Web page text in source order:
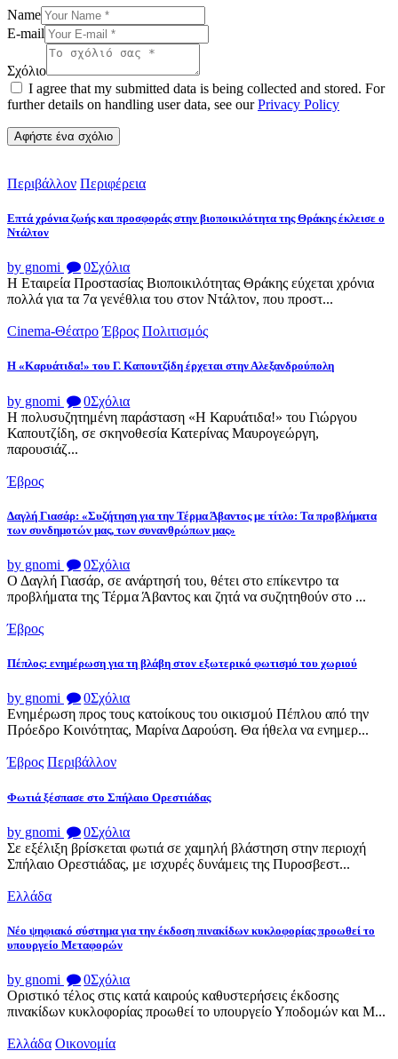
Name
E-mail
Σχόλιο
I agree that my submitted data is being collected and stored. For
further details on handling user data, see ourPrivacy Policy
Περιβάλλον Περιφέρεια
Επτά χρόνια ζωής και προσφοράς στην βιοποικιλότητα της Θράκης έκλεισε ο
Ντάλτον
by gnomi 0Σχόλια
Η Εταιρεία Προστασίας Βιοποικιλότητας Θράκης εύχεται χρόνια
πολλά για τα 7α γενέθλια του στον Ντάλτον, που προστ...
Cinema-Θέατρο Έβρος Πολιτισμός
Η «Καρυάτιδα!» του Γ. Καπουτζίδη έρχεται στην Αλεξανδρούπολη
by gnomi 0Σχόλια
Η πολυσυζητημένη παράσταση «Η Καρυάτιδα!» του Γιώργου
Καπουτζίδη, σε σκηνοθεσία Κατερίνας Μαυρογεώργη,
παρουσιάζ...
Έβρος
Δαγλή Γιασάρ: «Συζήτηση για την Τέρμα Άβαντος με τίτλο: Τα προβλήματα
των συνδημοτών μας, των συνανθρώπων μας»
by gnomi 0Σχόλια
Ο Δαγλή Γιασάρ, σε ανάρτησή του, θέτει στο επίκεντρο τα
προβλήματα της Τέρμα Άβαντος και ζητά να συζητηθούν στο ...
Έβρος
Πέπλος: ενημέρωση για τη βλάβη στον εξωτερικό φωτισμό του χωριού
by gnomi 0Σχόλια
Ενημέρωση προς τους κατοίκους του οικισμού Πέπλου από την
Πρόεδρο Κοινότητας, Μαρίνα Δαρούση. Θα ήθελα να ενημερ...
Έβρος Περιβάλλον
Φωτιά ξέσπασε στο Σπήλαιο Ορεστιάδας
by gnomi 0Σχόλια
Σε εξέλιξη βρίσκεται φωτιά σε χαμηλή βλάστηση στην περιοχή
Σπήλαιο Ορεστιάδας, με ισχυρές δυνάμεις της Πυροσβεστ...
Ελλάδα
Νέο ψηφιακό σύστημα για την έκδοση πινακίδων κυκλοφορίας προωθεί το
υπουργείο Μεταφορών
by gnomi 0Σχόλια
Οριστικό τέλος στις κατά καιρούς καθυστερήσεις έκδοσης
πινακίδων κυκλοφορίας προωθεί το υπουργείο Υποδομών και Μ...
Ελλάδα Οικονομία